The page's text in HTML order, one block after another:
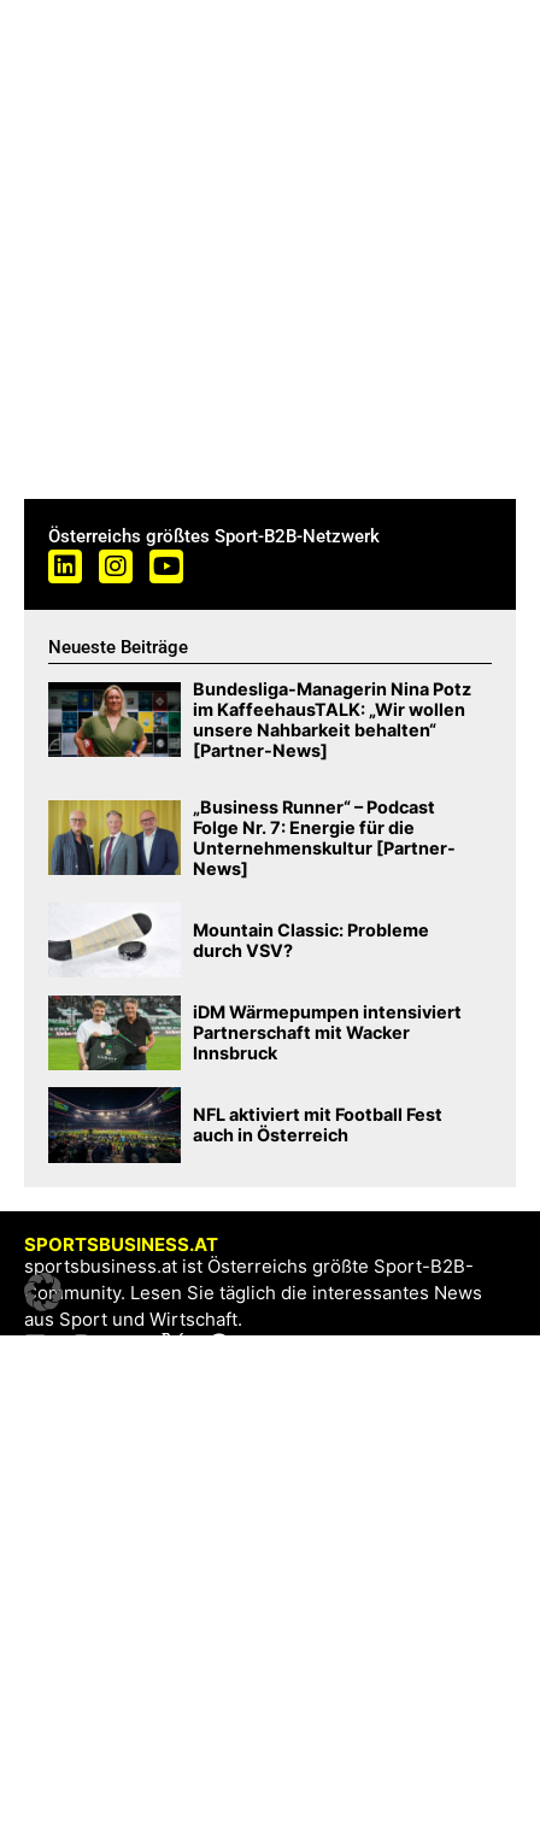
Österreichs größtes Sport-B2B-Netzwerk
Neueste Beiträge
Bundesliga-Managerin Nina Potz
im KaffeehausTALK: „Wir wollen
unsere Nahbarkeit behalten“
[Partner-News]
„Business Runner“ – Podcast
Folge Nr. 7: Energie für die
Unternehmenskultur [Partner-
News]
Mountain Classic: Probleme
durch VSV?
iDM Wärmepumpen intensiviert
Partnerschaft mit Wacker
Innsbruck
NFL aktiviert mit Football Fest
auch in Österreich
SPORTSBUSINESS.AT
sportsbusiness.at ist Österreichs größte Sport-B2B-
Community. Lesen Sie täglich die interessantes News
aus Sport und Wirtschaft.